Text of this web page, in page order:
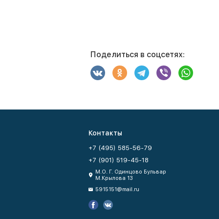
Поделиться в соцсетях:
Контакты
+7 (495) 585-56-79
+7 (901) 519-45-18
М.О. Г. Одинцово Бульвар
М.Крылова 13
5915151@mail.ru